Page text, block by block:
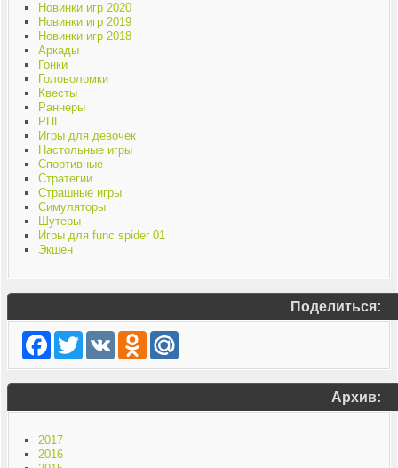
Новинки игр 2020
Новинки игр 2019
Новинки игр 2018
Аркады
Гонки
Головоломки
Квесты
Раннеры
РПГ
Игры для девочек
Настольные игры
Спортивные
Стратегии
Страшные игры
Симуляторы
Шутеры
Игры для func spider 01
Экшен
Поделиться:
Facebook
TwitterVK Odnoklassniki
Mail.Ru
Архив:
2017
2016